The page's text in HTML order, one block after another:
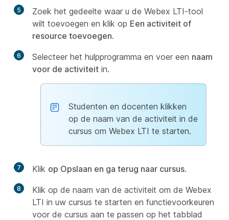
5
Zoek het gedeelte waar u de Webex LTI-tool
wilt toevoegen en klik op Een activiteit of
resource toevoegen.
6 Selecteer het hulpprogramma en voer een naam
voor de activiteit in.
Studenten en docenten klikken
op de naam van de activiteit in de
cursus om Webex LTI te starten.
7 Klik op Opslaan en ga terug naar cursus.
8
Klik op de naam van de activiteit om de Webex
LTI in uw cursus te starten en functievoorkeuren
voor de cursus aan te passen op het tabblad